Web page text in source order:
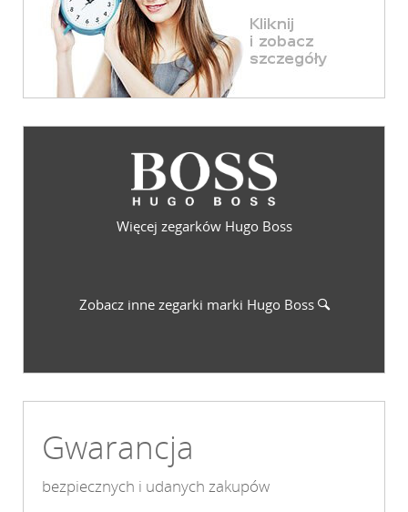
Więcej zegarków Hugo Boss
Zobacz inne zegarki marki Hugo Boss
Gwarancja
bezpiecznych i udanych zakupów